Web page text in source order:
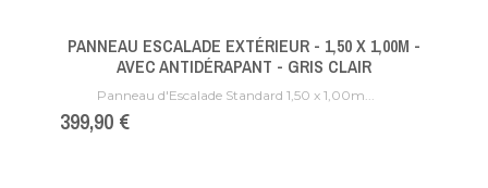
PANNEAU ESCALADE EXTÉRIEUR - 1,50 X 1,00M -
AVEC ANTIDÉRAPANT - GRIS CLAIR
Panneau d'Escalade Standard 1,50 x 1,00m...
Prix
399,90 €